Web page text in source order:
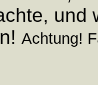
und
Achtung!